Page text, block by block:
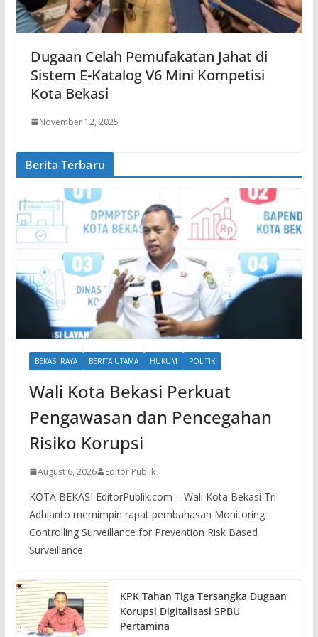
Dugaan Celah Pemufakatan Jahat di
Sistem E-Katalog V6 Mini Kompetisi
Kota Bekasi
November 12, 2025
Berita Terbaru
BEKASI RAYA BERITA UTAMA HUKUM POLITIK
Wali Kota Bekasi Perkuat
Pengawasan dan Pencegahan
Risiko Korupsi
August 6, 2026 Editor Publik
KOTA BEKASI EditorPublik.com – Wali Kota Bekasi Tri
Adhianto memimpin rapat pembahasan Monitoring
Controlling Surveillance for Prevention Risk Based
Surveillance
KPK Tahan Tiga Tersangka Dugaan
Korupsi Digitalisasi SPBU
Pertamina